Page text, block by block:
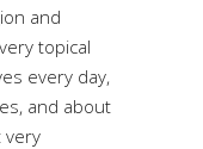
and
topical
every day,
and about
very